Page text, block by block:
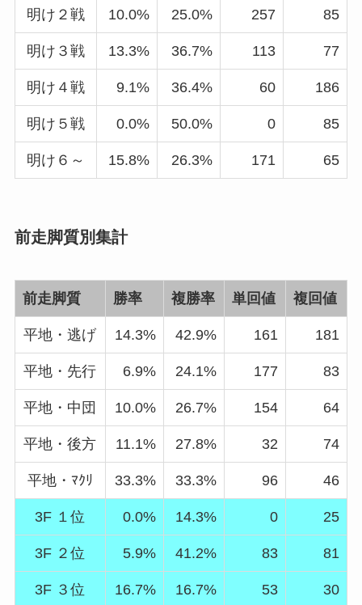
明け２戦 10.0% 25.0% 257 85
明け３戦 13.3% 36.7% 113 77
明け４戦 9.1% 36.4% 60 186
明け５戦 0.0% 50.0% 0 85
明け６～ 15.8% 26.3% 171 65
前走脚質別集計
前走脚質 勝率 複勝率 単回値 複回値
平地・逃げ 14.3% 42.9% 161 181
平地・先行 6.9% 24.1% 177 83
平地・中団 10.0% 26.7% 154 64
平地・後方 11.1% 27.8% 32 74
平地・ﾏｸﾘ 33.3% 33.3% 96 46
3F １位 0.0% 14.3% 0 25
3F ２位 5.9% 41.2% 83 81
3F ３位 16.7% 16.7% 53 30